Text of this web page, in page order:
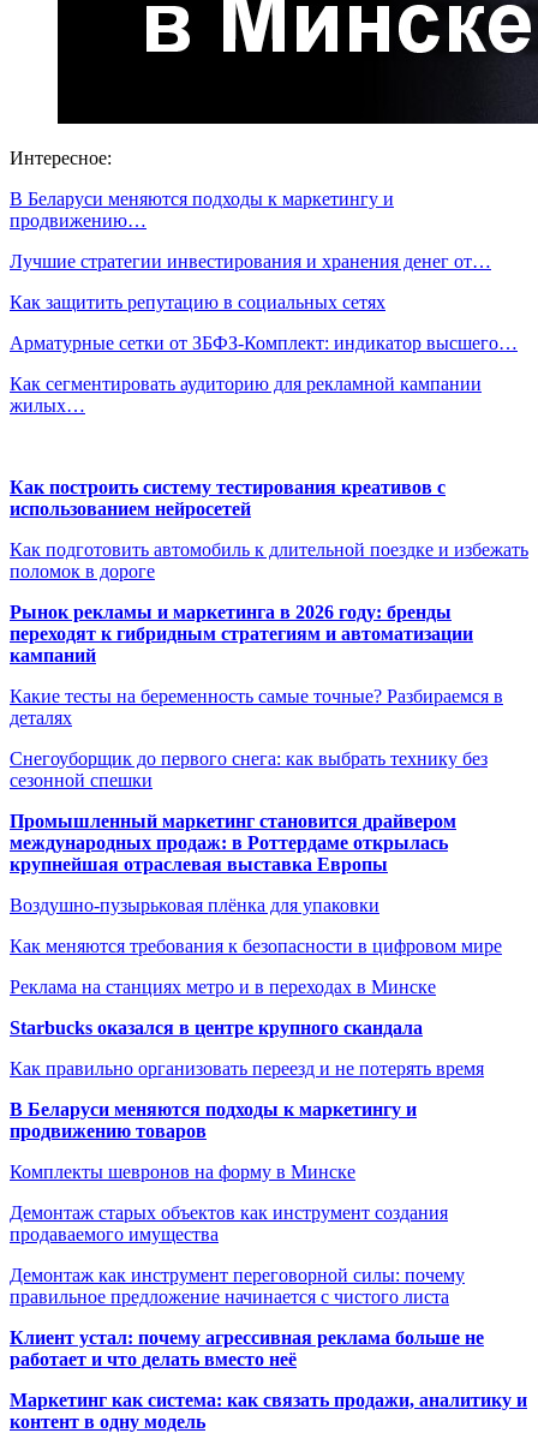
Интересное:
В Беларуси меняются подходы к маркетингу и
продвижению…
Лучшие стратегии инвестирования и хранения денег от…
Как защитить репутацию в социальных сетях
Арматурные сетки от ЗБФЗ-Комплект: индикатор высшего…
Как сегментировать аудиторию для рекламной кампании
жилых…
Как построить систему тестирования креативов с
использованием нейросетей
Как подготовить автомобиль к длительной поездке и избежать
поломок в дороге
Рынок рекламы и маркетинга в 2026 году: бренды
переходят к гибридным стратегиям и автоматизации
кампаний
Какие тесты на беременность самые точные? Разбираемся в
деталях
Снегоуборщик до первого снега: как выбрать технику без
сезонной спешки
Промышленный маркетинг становится драйвером
международных продаж: в Роттердаме открылась
крупнейшая отраслевая выставка Европы
Воздушно-пузырьковая плёнка для упаковки
Как меняются требования к безопасности в цифровом мире
Реклама на станциях метро и в переходах в Минске
Starbucks оказался в центре крупного скандала
Как правильно организовать переезд и не потерять время
В Беларуси меняются подходы к маркетингу и
продвижению товаров
Комплекты шевронов на форму в Минске
Демонтаж старых объектов как инструмент создания
продаваемого имущества
Демонтаж как инструмент переговорной силы: почему
правильное предложение начинается с чистого листа
Клиент устал: почему агрессивная реклама больше не
работает и что делать вместо неё
Маркетинг как система: как связать продажи, аналитику и
контент в одну модель